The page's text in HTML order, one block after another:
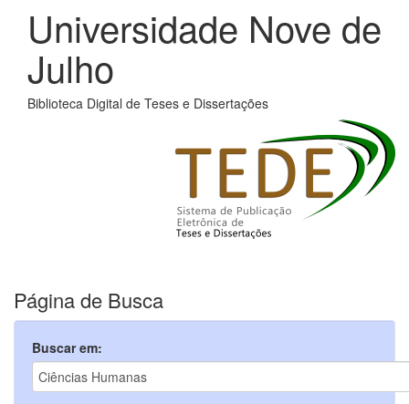
Universidade Nove de
Julho
Biblioteca Digital de Teses e Dissertações
Página de Busca
Buscar em: